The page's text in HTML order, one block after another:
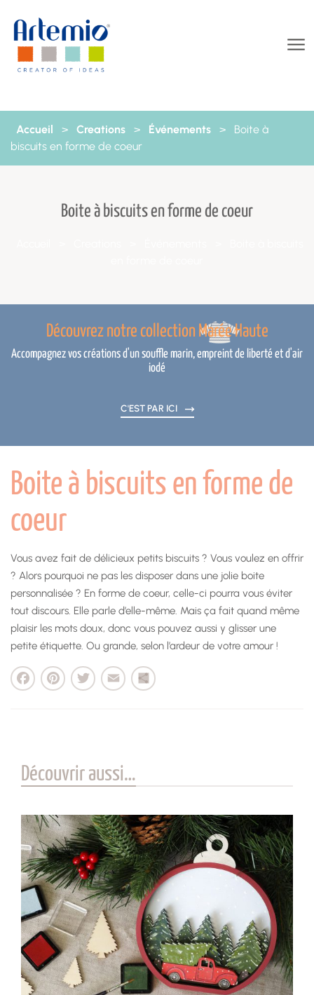
Accueil > Creations > Événements >
Boite à
biscuits en forme de coeur
Boite à biscuits en forme de coeur
Découvrez notre collection Marée Haute
Accompagnez vos créations d'un souffle marin, empreint de liberté et d'air
iodé
C'EST PAR ICI
Boite à biscuits en forme de
coeur
Vous avez fait de délicieux petits biscuits ? Vous voulez en offrir
? Alors pourquoi ne pas les disposer dans une jolie boite
personnalisée ? En forme de coeur, celle-ci pourra vous éviter
tout discours. Elle parle d’elle-même. Mais ça fait quand même
plaisir les mots doux, donc vous pouvez aussi y glisser une
petite étiquette. Ou grande, selon l’ardeur de votre amour !
Découvrir aussi…